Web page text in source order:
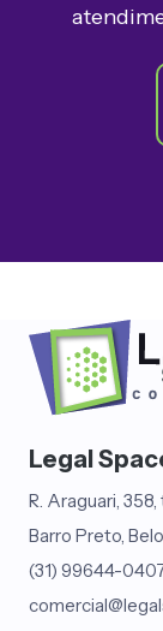
Legal
R. Araguari,
Barro Preto,
(31) 99644-